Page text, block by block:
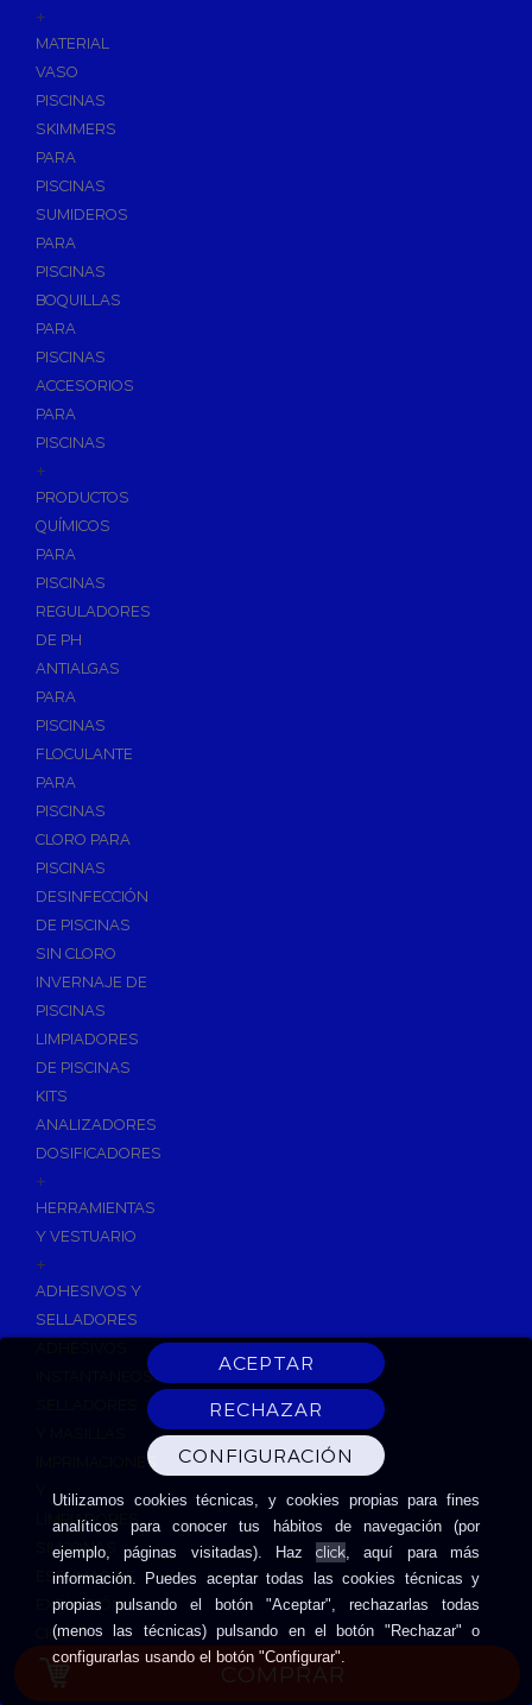
Utilizamos cookies técnicas, y cookies propias para fines
analíticos para conocer tus hábitos de navegación (por
ejemplo, páginas visitadas). Hazclick, aquí para más
información. Puedes aceptar todas las cookies técnicas y
propias pulsando el botón "Aceptar", rechazarlas todas
(menos las técnicas) pulsando en el botón "Rechazar" o
configurarlas usando el botón "Configurar".
+
MATERIAL
VASO
PISCINAS
SKIMMERS
PARA
PISCINAS
SUMIDEROS
PARA
PISCINAS
BOQUILLAS
PARA
PISCINAS
ACCESORIOS
PARA
PISCINAS
+
PRODUCTOS
QUÍMICOS
PARA
PISCINAS
REGULADORES
DE PH
ANTIALGAS
PARA
PISCINAS
FLOCULANTE
PARA
PISCINAS
CLORO PARA
PISCINAS
DESINFECCIÓN
DE PISCINAS
SIN CLORO
INVERNAJE DE
PISCINAS
LIMPIADORES
DE PISCINAS
KITS
ANALIZADORES
DOSIFICADORES
+
HERRAMIENTAS
Y VESTUARIO
+
ADHESIVOS Y
SELLADORES
INSTANTANEOS
IMPRIMACIONES
LIMPIADORES
SILICONAS
ESPUMAS DE
EXPANSIÓN
CINTAS
ADHESIVAS
HERRAMIENTAS
COMPRAR